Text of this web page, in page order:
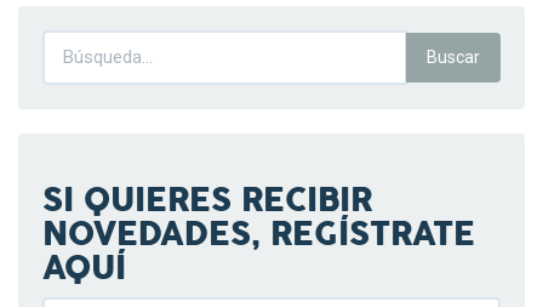
SI QUIERES RECIBIR
NOVEDADES, REGÍSTRATE
AQUÍ